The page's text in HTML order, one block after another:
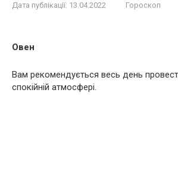
Дата публікації: 13.04.2022 Гороскоп
Овен
Вам рекомендується весь день
спокійній атмосфері.